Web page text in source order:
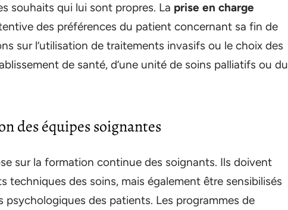
souhaits qui lui sont propres. La prise en charge
des préférences du patient concernant sa fin de
sur l’utilisation de traitements invasifs ou le choix des
de santé, d’une unité de soins palliatifs ou du
des équipes soignantes
sur la formation continue des soignants. Ils doivent
techniques des soins, mais également être sensibilisés
des patients. Les programmes de